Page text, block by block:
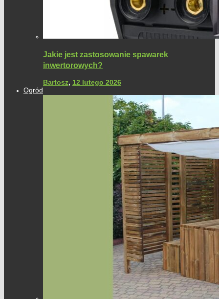
Jakie jest zastosowanie spawarek
inwertorowych?
Bartosz, 12 lutego 2026
Ogród